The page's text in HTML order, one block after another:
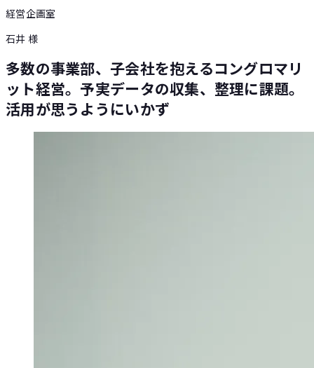
経営企画室
石井 様
多数の事業部、子会社を抱えるコングロマリ
ット経営。予実データの収集、整理に課題。
活用が思うようにいかず